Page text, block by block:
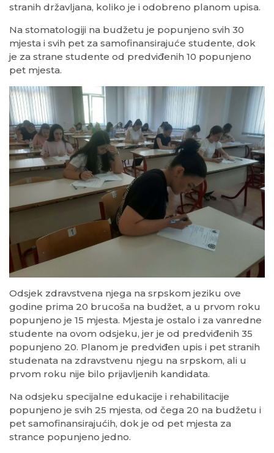
stranih državljana, koliko je i odobreno planom upisa.
Na stomatologiji na budžetu je popunjeno svih 30
mjesta i svih pet za samofinansirajuće studente, dok
je za strane studente od predviđenih 10 popunjeno
pet mjesta.
Odsjek zdravstvena njega na srpskom jeziku ove
godine prima 20 brucoša na budžet, a u prvom roku
popunjeno je 15 mjesta. Mjesta je ostalo i za vanredne
studente na ovom odsjeku, jer je od predviđenih 35
popunjeno 20. Planom je predviđen upis i pet stranih
studenata na zdravstvenu njegu na srpskom, ali u
prvom roku nije bilo prijavljenih kandidata.
Na odsjeku specijalne edukacije i rehabilitacije
popunjeno je svih 25 mjesta, od čega 20 na budžetu i
pet samofinansirajućih, dok je od pet mjesta za
strance popunjeno jedno.